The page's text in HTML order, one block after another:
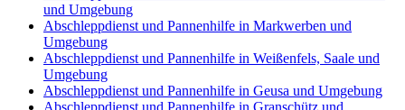
und Umgebung
Abschleppdienst und Pannenhilfe in Markwerben und
Umgebung
Abschleppdienst und Pannenhilfe in Weißenfels, Saale und
Umgebung
Abschleppdienst und Pannenhilfe in Geusa und Umgebung
Abschleppdienst und Pannenhilfe in Granschütz und